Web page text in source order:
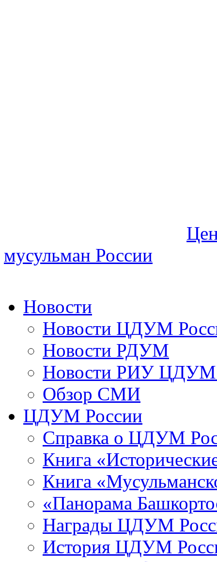
мусульман России
Новости
Новости ЦДУМ
Новости РДУМ
Новости РИУ ЦДУМ
Обзор СМИ
ЦДУМ России
Справка о ЦДУМ
Книга
Книга
«Панорама
Награды ЦДУМ
История ЦДУМ